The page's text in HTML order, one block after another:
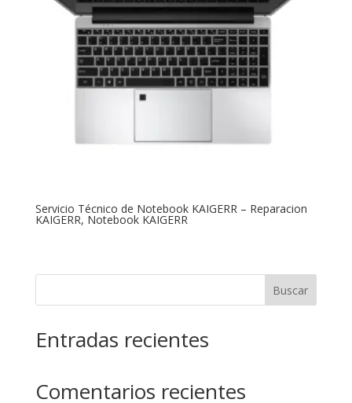
Servicio Técnico de Notebook KAIGERR – Reparacion
KAIGERR, Notebook KAIGERR
Buscar
Entradas recientes
Comentarios recientes